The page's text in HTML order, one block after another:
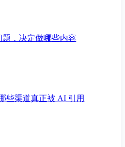
，决定做哪些内容
些渠道真正被 AI 引用